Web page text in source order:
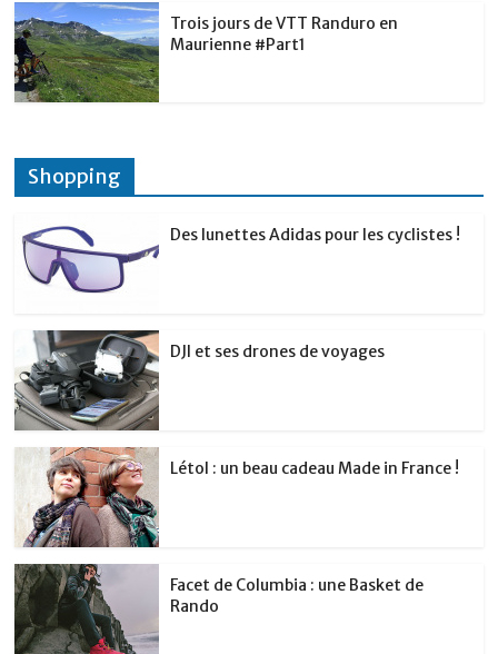
Trois jours de VTT Randuro en
Maurienne #Part1
Shopping
Des lunettes Adidas pour les cyclistes !
DJI et ses drones de voyages
Létol : un beau cadeau Made in France !
Facet de Columbia : une Basket de
Rando